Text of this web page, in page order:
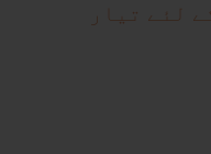
لئے تیار